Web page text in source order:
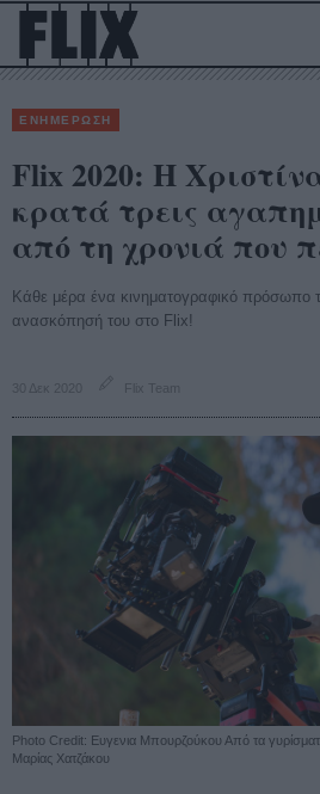
ΕΝΗΜΕΡΩΣΗ
Flix 2020: Η
κρατά τρεις
από τη χρονιά που
Κάθε μέρα ένα κινηματογραφικό πρόσωπο
ανασκόπησή του στο Flix!
30 Δεκ 2020 Flix Team
Photo Credit: Ευγενια Μπουρζούκου Από τα γυρίσματα
Μαρίας Χατζάκου